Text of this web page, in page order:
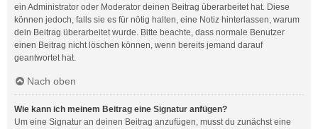
ein Administrator oder Moderator deinen Beitrag überarbeitet hat. Diese
können jedoch, falls sie es für nötig halten, eine Notiz hinterlassen, warum
dein Beitrag überarbeitet wurde. Bitte beachte, dass normale Benutzer
einen Beitrag nicht löschen können, wenn bereits jemand darauf
geantwortet hat.
Nach oben
Wie kann ich meinem Beitrag eine Signatur anfügen?
Um eine Signatur an deinen Beitrag anzufügen, musst du zunächst eine